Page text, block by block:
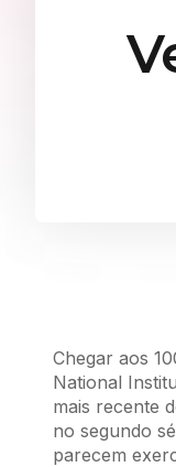
Chegar aos
National
mais recente
no segundo
parecem